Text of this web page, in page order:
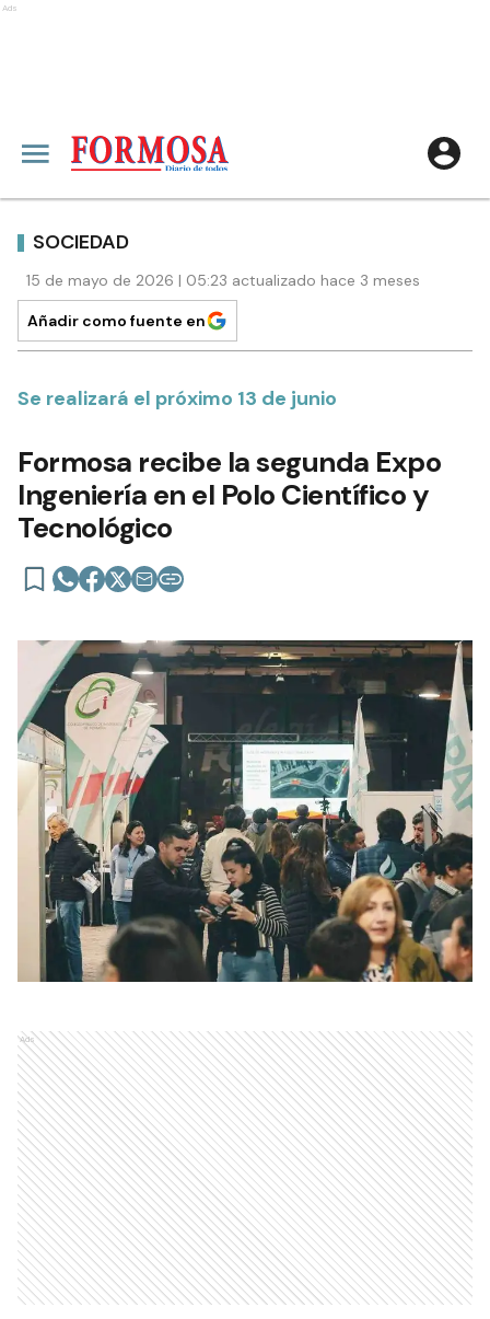
Ads
SOCIEDAD
15 de mayo de 2026 | 05:23 actualizado hace 3 meses
Añadir como fuente en
Se realizará el próximo 13 de junio
Formosa recibe la segunda Expo
Ingeniería en el Polo Científico y
Tecnológico
Ads